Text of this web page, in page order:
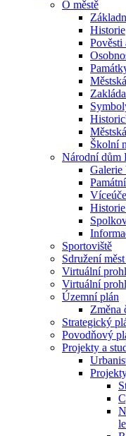
O městě
Historie
Pověsti
Školní
Národní dům
Galerie
Sportoviště
Sdružení
Virtuální
Virtuální
Územní plán
Změna
Strategický
Povodňový
Projekty a